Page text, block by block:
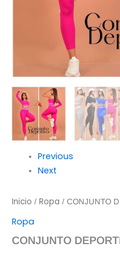
Previous
Next
Inicio / Ropa / CONJUNTO
Ropa
CONJUNTO